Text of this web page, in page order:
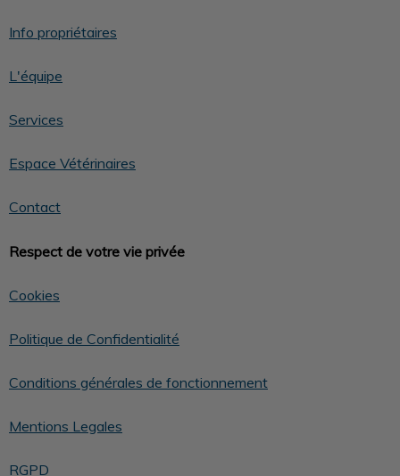
Info propriétaires
L'équipe
Services
Espace Vétérinaires
Contact
Respect de votre vie privée
Cookies
Politique de Confidentialité
Conditions générales de fonctionnement
Mentions Legales
RGPD